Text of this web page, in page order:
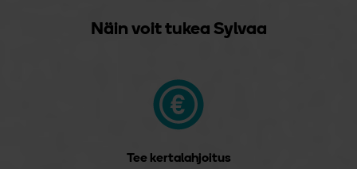
Näin voit tukea Sylvaa
Tee kertalahjoitus